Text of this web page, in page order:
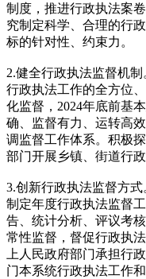
制度，推进行政执法案
究制定科学、合理的行
标的针对性、约束力。
2.健全行政执法监督机
行政执法工作的全方位
化监督，2024年底前基
确、监督有力、运转高
调监督工作体系。积极
部门开展乡镇、街道行
3.创新行政执法监督方
制定年度行政执法监督
告、统计分析、评议考
常性监督，督促行政执
上人民政府部门承担行
门本系统行政执法工作